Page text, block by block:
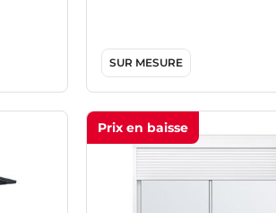
SUR MESURE
Prix en baisse